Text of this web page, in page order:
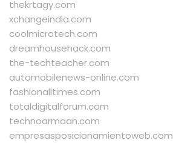
thekrtagy.com
xchangeindia.com
coolmicrotech.com
dreamhousehack.com
the-techteacher.com
automobilenews-online.com
fashionalltimes.com
totaldigitalforum.com
technoarmaan.com
empresasposicionamientoweb.com